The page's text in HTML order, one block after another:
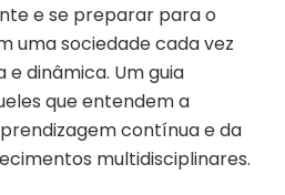
e se preparar para o
uma sociedade cada vez
dinâmica. Um guia
que entendem a
contínua e da
multidisciplinares.